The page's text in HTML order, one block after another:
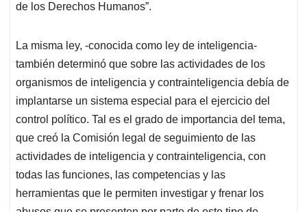
de los Derechos Humanos”.
La misma ley, -conocida como ley de inteligencia-
también determinó que sobre las actividades de los
organismos de inteligencia y contrainteligencia debía de
implantarse un sistema especial para el ejercicio del
control político. Tal es el grado de importancia del tema,
que creó la Comisión legal de seguimiento de las
actividades de inteligencia y contrainteligencia, con
todas las funciones, las competencias y las
herramientas que le permiten investigar y frenar los